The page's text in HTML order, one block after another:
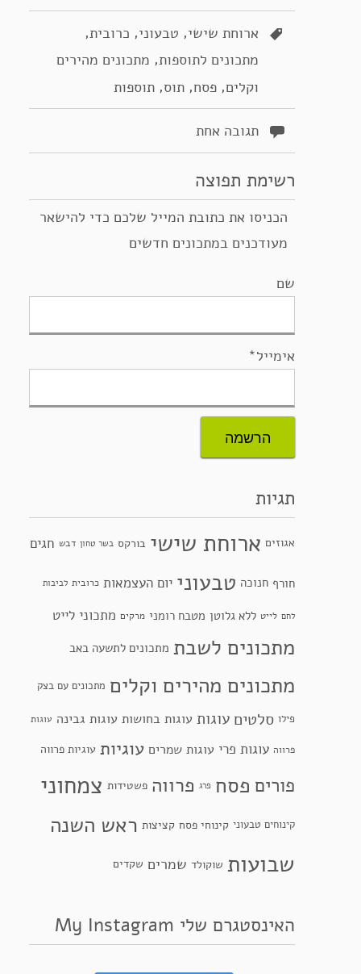
ארוחת שישי, טבעוני, כרובית,
מתכונים לתוספות, מתכונים מהירים
וקלים, פסח, תוס, תוספות
תגובה אחת
רשימת תפוצה
הכניסו את כתובת המייל שלכם כדי להישאר
מעודכנים במתכונים חדשים
שם
אימייל*
תגיות
אגוזים ארוחת שישי בורקס בשר טחון דבש חגים
חורף חנוכה טבעוני יום העצמאות כרובית לביבות
לחם לייט ללא גלוטן מטבח רומני מרקים מתכוני לייט
מתכונים לשבת מתכונים לתשעה באב
מתכונים מהירים וקלים מתכונים עם בצק
פילו סלטים עוגות עוגות בחושות עוגות גבינה עוגות
פרווה עוגות פרי עוגות שמרים עוגיות עוגיות פרווה
פורים פסח פרג פרווה פשטידות צמחוני
קינוחים טבעוני קינוחי פסח קציצות ראש השנה
שבועות שוקולד שמרים שקדים
האינסטגרם שלי My Instagram